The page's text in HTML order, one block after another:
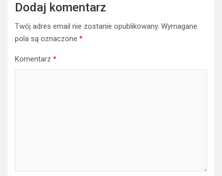
Dodaj komentarz
Twój adres email nie zostanie opublikowany. Wymagane
pola są oznaczone *
Komentarz *